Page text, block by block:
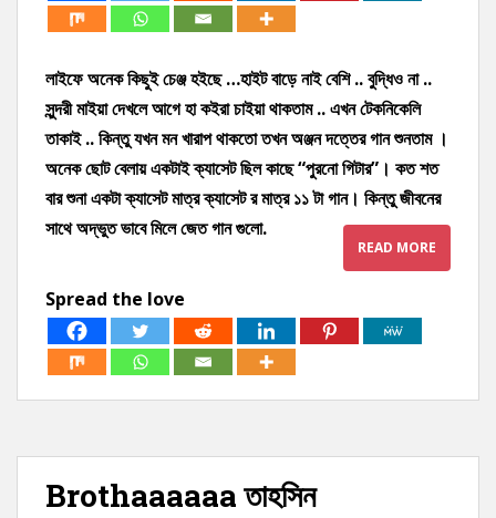
লাইফে অনেক কিছুই চেঞ্জ হইছে …হাইট বাড়ে নাই বেশি .. বুদ্ধিও না ..
সুন্দরী মাইয়া দেখলে আগে হা কইরা চাইয়া থাকতাম .. এখন টেকনিকেলি
তাকাই .. কিন্তু যখন মন খারাপ থাকতো তখন অঞ্জন দত্তের গান শুনতাম ।
অনেক ছোট বেলায় একটাই ক্যাসেট ছিল কাছে “পুরনো গিটার”। কত শত
বার শুনা একটা ক্যাসেট মাত্র ক্যাসেট র মাত্র ১১ টা গান। কিন্তু জীবনের
সাথে অদ্ভুত ভাবে মিলে জেত গান গুলো.
READ MORE
Spread the love
Brothaaaaaa তাহসিন